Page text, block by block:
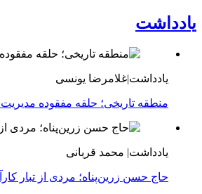
یادداشت
یادداشت|غلامرضا یونسی
منطقه تاریخی؛ حلقه مفقوده
یادداشت| محمد قربانی
حاج حسن زرین‌پناه؛ مردی از تبار